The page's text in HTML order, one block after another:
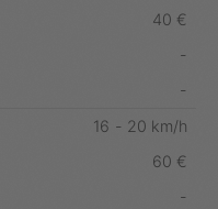
40 €
-
-
16 - 20 km/h
60 €
-